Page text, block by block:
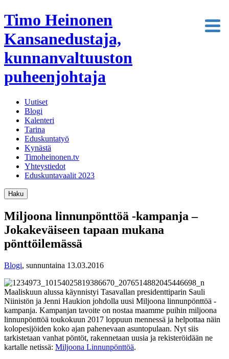
Timo Heinonen
Kansanedustaja,
kunnanvaltuuston
puheenjohtaja
Uutiset
Blogi
Kalenteri
Tarina
Eduskuntatyö
Kynästä
Timoheinonen.tv
Yhteystiedot
Eduskuntavaalit 2023
Haku
Miljoona linnunpönttöä -kampanja –
Jokakeväiseen tapaan mukana
pönttöilemässä
Blogi, sunnuntaina 13.03.2016
Maaliskuun alussa käynnistyi Tasavallan presidenttiparin Sauli
Niinistön ja Jenni Haukion johdolla uusi Miljoona linnunpönttöä -
kampanja. Kampanjan tavoite on nostaa maamme puihin miljoona
linnunpönttöä toukokuun 2017 loppuun mennessä ja helpottaa näin
kolopesijöiden koko ajan pahenevaan asuntopulaan. Nyt siis
tarkistetaan vanhat pöntöt, rakennetaan uusia ja rekisteröidään ne
kartalle netissä: Miljoona Linnunpönttöä.